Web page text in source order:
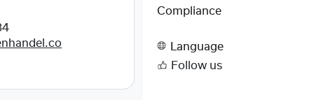
Compliance
Language
Follow us